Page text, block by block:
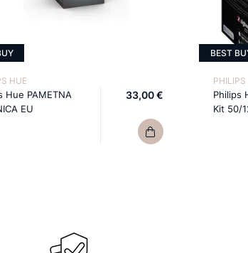
HUE
Hue PAMETNA
EU
33,00 €
BEST
PHILIPS
Philips
Kit 50/